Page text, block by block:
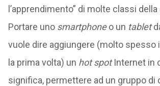
l’apprendimento” di molte classi
Portare uno smartphoneo un tablet
vuole dire aggiungere (molto spesso
la prima volta) un hot spotInternet in
significa, permettere ad un gruppo di